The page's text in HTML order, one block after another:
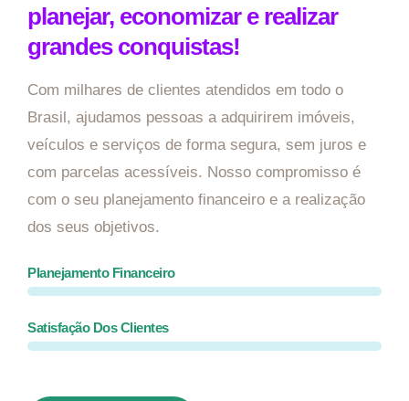
planejar, economizar e realizar
grandes conquistas!
Com milhares de clientes atendidos em todo o
Brasil, ajudamos pessoas a adquirirem imóveis,
veículos e serviços de forma segura, sem juros e
com parcelas acessíveis. Nosso compromisso é
com o seu planejamento financeiro e a realização
dos seus objetivos.
Planejamento Financeiro
Satisfação Dos Clientes